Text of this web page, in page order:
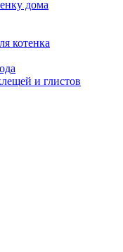
дома
котенка
и глистов